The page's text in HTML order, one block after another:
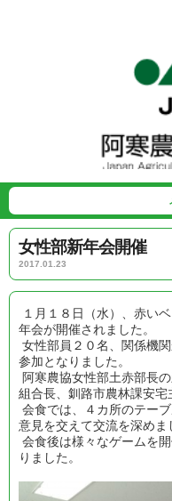
女性部新年会開催
2017.01.23
１月１８日（水）、赤い
年会が開催されました。
女性部員２０名、関係機
参加となりました。
阿寒農協女性部土赤部長
組合長、釧路市農林課安宅
会食では、４カ所のテー
意見を交えて交流を深めま
会食後は様々なゲームを
りました。